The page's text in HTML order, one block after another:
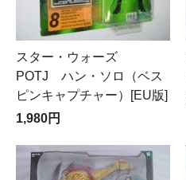
スター・ウォーズ
POTJ ハン・ソロ（ベス
ピンキャプチャー）[EU版]
1,980円